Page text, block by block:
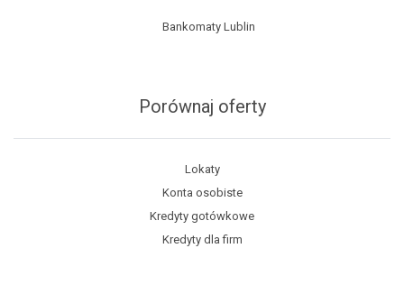
Bankomaty Lublin
Porównaj oferty
Lokaty
Konta osobiste
Kredyty gotówkowe
Kredyty dla firm